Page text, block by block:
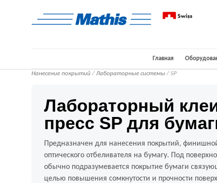
Главная
Нанесение покрытий /Лабораторные системы/ SP
Лабораторный
пресс SP для
Предназначен для нанесения покрытий,
оптического отбеливателя на бумагу. Под
обычно подразумевается покрытие бумаги
целью повышения сомкнутости и прочности